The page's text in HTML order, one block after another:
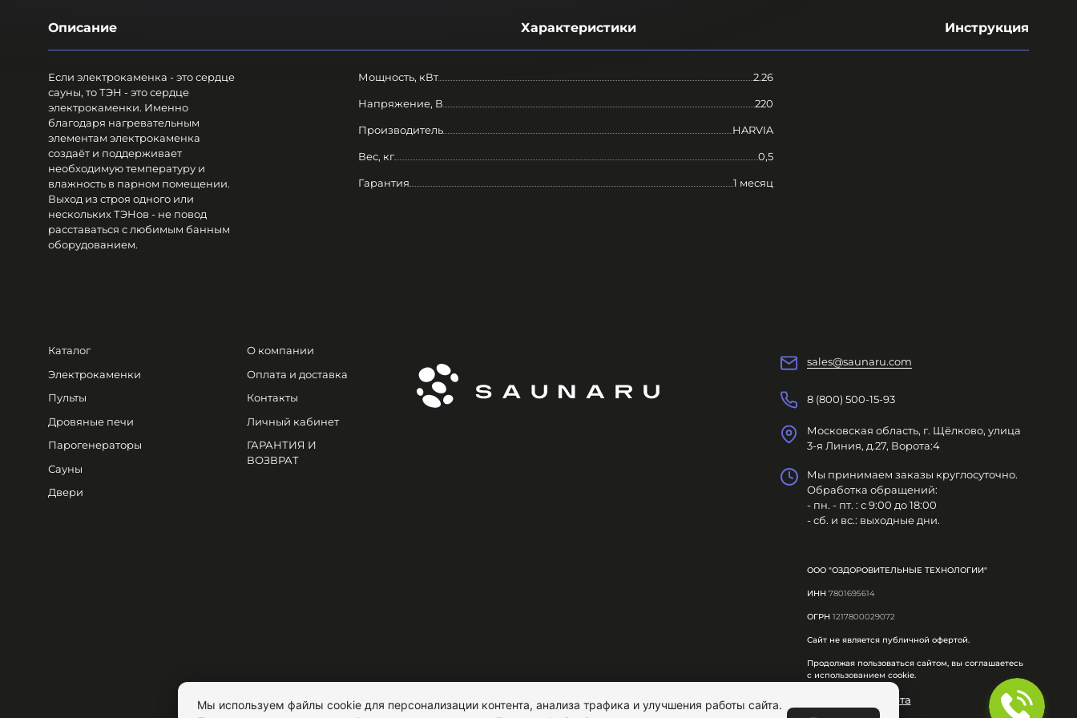
Описание Характеристики Инструкция
Если электрокаменка - это сердце
сауны, то ТЭН - это сердце
электрокаменки. Именно
благодаря нагревательным
элементам электрокаменка
создаёт и поддерживает
необходимую температуру и
влажность в парном помещении.
Выход из строя одного или
нескольких ТЭНов - не повод
расставаться с любимым банным
оборудованием.
Мощность, кВт 2.26
Напряжение, В 220
Производитель HARVIA
Вес, кг 0,5
Гарантия 1 месяц
Каталог
Электрокаменки
Пульты
Дровяные печи
Парогенераторы
Сауны
Двери
О компании
Оплата и доставка
Контакты
Личный кабинет
ГАРАНТИЯ И
ВОЗВРАТ
sales@saunaru.com
8 (800) 500-15-93
Московская область, г. Щёлково, улица
3-я Линия, д.27, Ворота:4
Мы принимаем заказы круглосуточно.
Обработка обращений:
- пн. - пт. : с 9:00 до 18:00
- сб. и вс.: выходные дни.
ООО "ОЗДОРОВИТЕЛЬНЫЕ ТЕХНОЛОГИИ"
ИНН 7801695614
ОГРН 1217800029072
Сайт не является публичной офертой.
Продолжая пользоваться сайтом, вы соглашаетесь
с использованием cookie.
Публичная оферта
Мы используем файлы cookie для персонализации контента, анализа трафика и улучшения работы сайта.